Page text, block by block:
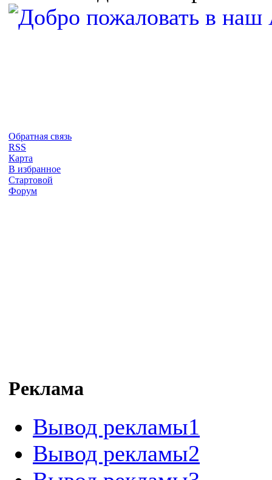
Обратная связь
RSS
Карта
В избранное
Стартовой
Форум
Реклама
Вывод рекламы1
Вывод рекламы2